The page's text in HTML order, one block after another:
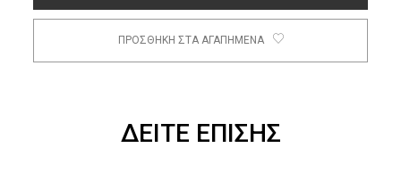
ΠΡΟΣΘΗΚΗ ΣΤΑ ΑΓΑΠΗΜΕΝΑ
ΔΕΙΤΕ ΕΠΙΣΗΣ